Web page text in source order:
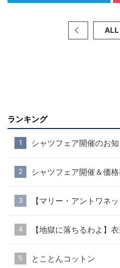
ALL
ランキング
シャツフェア開催のお
シャツフェア開催＆価
【マリー・アントワネ
【地獄に落ちるわよ】
とことんコットン